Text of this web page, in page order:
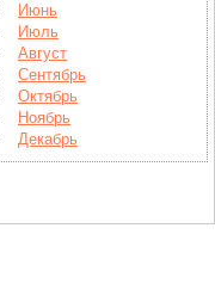
Июнь
Июль
Август
Сентябрь
Октябрь
Ноябрь
Декабрь